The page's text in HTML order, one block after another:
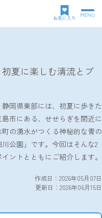
グ
ロ
ナ
ー
シ
ン
お気に入り MENU
夏に楽しむ清流とブ
岡県東部には、初夏に歩きた
市にある、せせらぎを間近に
の湧水がつくる神秘的な青の
公園」です。今回はそんな2
ントとともにご紹介します。
作成日：2026年05月07日
更新日：2026年06月15日